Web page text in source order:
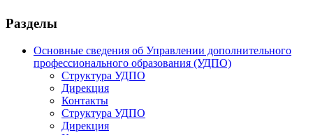
Разделы
Основные сведения об Управлении дополнительного
профессионального образования (УДПО)
Структура УДПО
Дирекция
Контакты
Структура УДПО
Дирекция